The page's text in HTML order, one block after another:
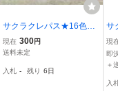
サクラクレパス★16色★
Angel Blue エンジェルブ
ルー★未開封新品
現在 300円
送料未定
入札 - 残り 6日
サ
ッ
メ
現
即
＋
入